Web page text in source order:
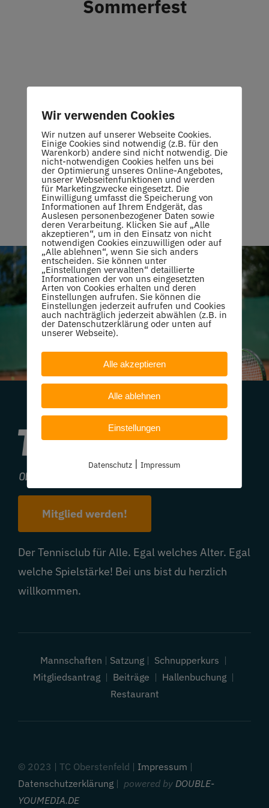
Über uns
Platz buchen
Sommerfest
Samstag, den 16.09.23 mit der
bekannten Erfolgsband „Evermind“
statt.
Mitglied werden!
Der Tennisclub für Alle. Egal welches Alter. Egal
welche Spielstärke! Bei uns bist du herzlich
willkommen.
Mannschaften | Satzung| Schnupperkurs |
Mitgliedsantrag| Beiträge | Hallenbuchung|
Restaurant
© 2023 | TC Oberstenfeld | Impressum |
Datenschutzerklärung | powered by DOUBLE-
YOUMEDIA.DE
Wir verwenden Cookies
Wir nutzen auf unserer Webseite Cookies.
Einige Cookies sind notwendig (z.B. für den
Warenkorb) andere sind nicht notwendig. Die
nicht-notwendigen Cookies helfen uns bei
der Optimierung unseres Online-Angebotes,
unserer Webseitenfunktionen und werden
für Marketingzwecke eingesetzt. Die
Einwilligung umfasst die Speicherung von
Informationen auf Ihrem Endgerät, das
Auslesen personenbezogener Daten sowie
deren Verarbeitung. Klicken Sie auf „Alle
akzeptieren“, um in den Einsatz von nicht
notwendigen Cookies einzuwilligen oder auf
„Alle ablehnen“, wenn Sie sich anders
entscheiden. Sie können unter
„Einstellungen verwalten“ detaillierte
Informationen der von uns eingesetzten
Arten von Cookies erhalten und deren
Einstellungen aufrufen. Sie können die
Einstellungen jederzeit aufrufen und Cookies
auch nachträglich jederzeit abwählen (z.B. in
der Datenschutzerklärung oder unten auf
unserer Webseite).
Alle akzeptieren
Alle ablehnen
Einstellungen
Datenschutz |Impressum